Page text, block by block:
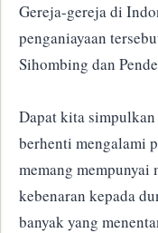
Gereja-gereja di
penganiayaan
Sihombing dan
Dapat kita
berhenti mengalami
memang mempunyai
kebenaran kepada
banyak yang